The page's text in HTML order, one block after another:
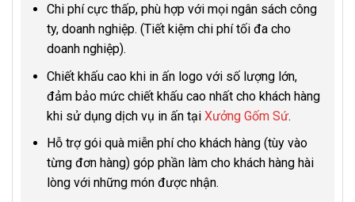
Chi phí cực thấp, phù hợp với mọi ngân sách công
ty, doanh nghiệp. (Tiết kiệm chi phí tối đa cho
doanh nghiệp).
Chiết khấu cao khi in ấn logo với số lượng lớn,
đảm bảo mức chiết khấu cao nhất cho khách hàng
khi sử dụng dịch vụ in ấn tại Xưởng Gốm Sứ.
Hỗ trợ gói quà miễn phí cho khách hàng (tùy vào
từng đơn hàng) góp phần làm cho khách hàng hài
lòng với những món được nhận.